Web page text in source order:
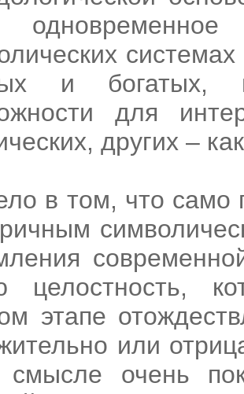
и богатых,
для
других –
в том, что само
целостность,
этапе
или
смысле очень